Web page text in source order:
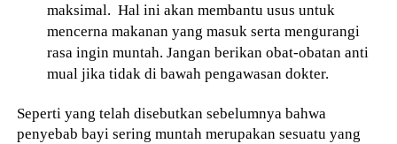
maksimal. Hal ini akan membantu usus untuk
mencerna makanan yang masuk serta mengurangi
rasa ingin muntah. Jangan berikan obat-obatan anti
mual jika tidak di bawah pengawasan dokter.
Seperti yang telah disebutkan sebelumnya bahwa
penyebab bayi sering muntah merupakan sesuatu yang